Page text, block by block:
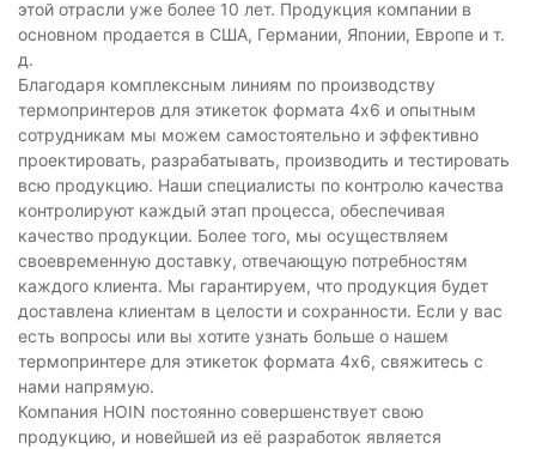
этой отрасли уже более 10 лет. Продукция компании в
основном продается в США, Германии, Японии, Европе и т.
д.
Благодаря комплексным линиям по производству
термопринтеров для этикеток формата 4x6 и опытным
сотрудникам мы можем самостоятельно и эффективно
проектировать, разрабатывать, производить и тестировать
всю продукцию. Наши специалисты по контролю качества
контролируют каждый этап процесса, обеспечивая
качество продукции. Более того, мы осуществляем
своевременную доставку, отвечающую потребностям
каждого клиента. Мы гарантируем, что продукция будет
доставлена ​​клиентам в целости и сохранности. Если у вас
есть вопросы или вы хотите узнать больше о нашем
термопринтере для этикеток формата 4x6, свяжитесь с
нами напрямую.
Компания HOIN постоянно совершенствует свою
продукцию, и новейшей из её разработок является